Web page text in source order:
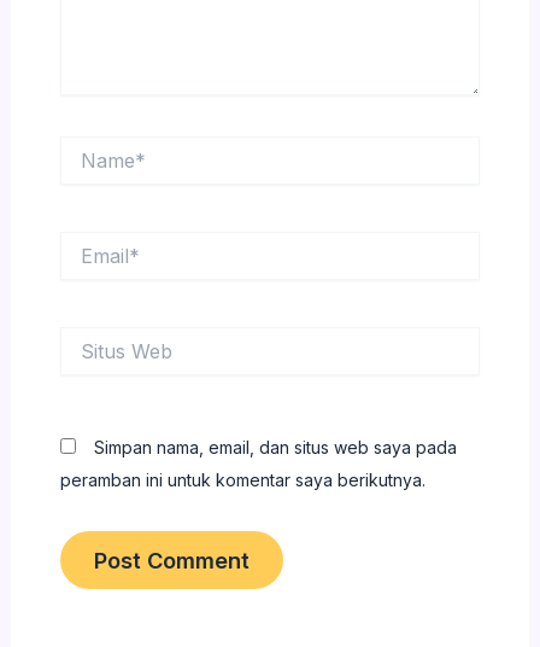
Web
Simpan nama, email, dan situs web saya pada
peramban ini untuk komentar saya berikutnya.